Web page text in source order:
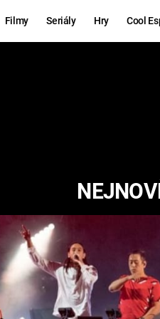
Filmy Seriály Hry Cool
RYCHLE A
ZBĚSILE 10
PREDÁTOR